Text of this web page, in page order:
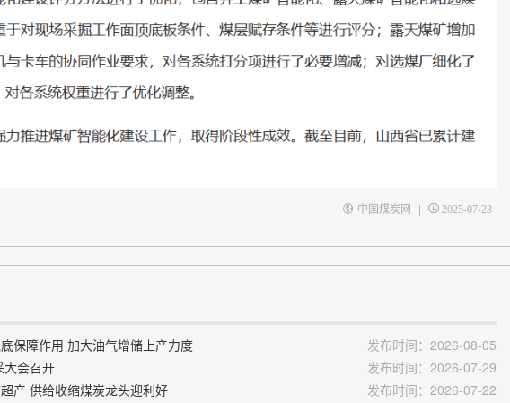
中国煤炭网 | 2025-07-23
保障作用 加大油气增储上产力度
发布时间：2026-08-05
大会召开
发布时间：2026-07-29
产 供给收缩煤炭龙头迎利好
发布时间：2026-07-22